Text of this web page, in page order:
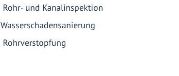
Rohr- und Kanalinspektion
Wasserschadensanierung
Rohrverstopfung